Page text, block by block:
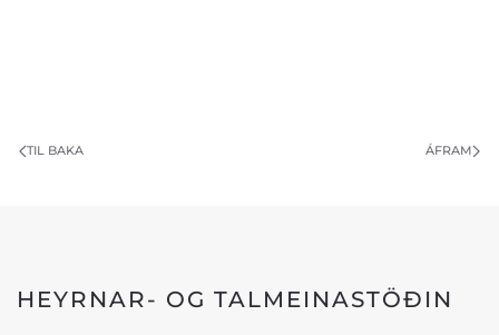
TIL BAKA ÁFRAM
HEYRNAR- OG TALMEINASTÖÐIN